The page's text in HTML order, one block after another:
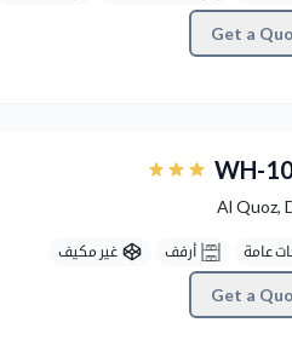
Get a
WH-
Al Quoz,
عامة أرفف غير مكيف
Get a